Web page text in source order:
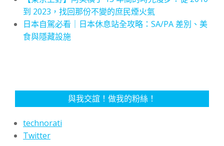
到 2023，找回那份不變的庶民煙火氣
日本自駕必看｜日本休息站全攻略：SA/PA 差別、美
食與隱藏設施
與我交誼！做我的粉絲！
technorati
Twitter